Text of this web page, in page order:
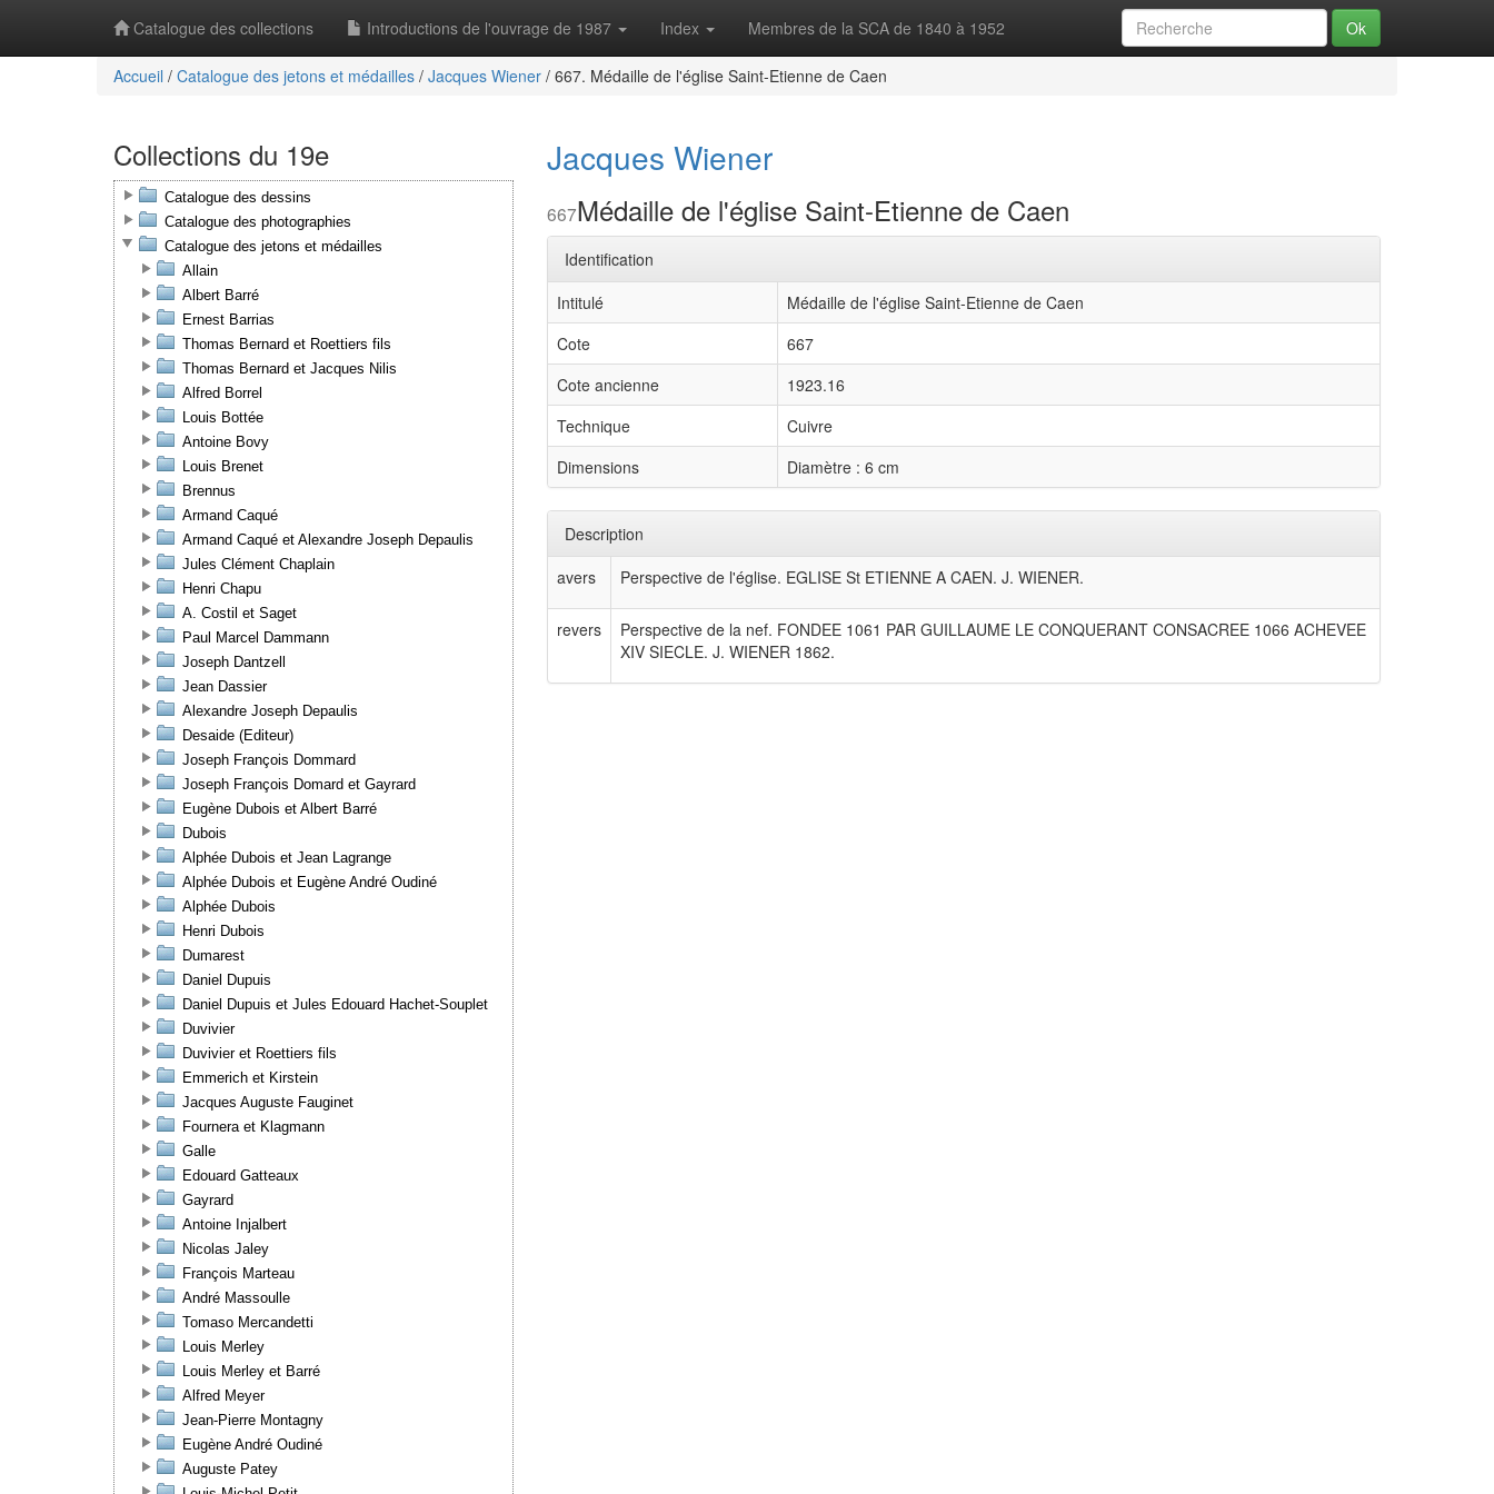
Catalogue des collections Introductions de l'ouvrage de 1987 Index Membres de la SCA de 1840 à 1952 Ok
Accueil / Catalogue des jetons et médailles / Jacques Wiener / 667. Médaille de l'église Saint-Etienne de Caen
Jacques Wiener
667Médaille de l'église Saint-Etienne de Caen
Identification
Intitulé
Médaille de l'église Saint-Etienne de Caen
Cote
667
Cote ancienne
1923.16
Technique
Cuivre
Dimensions
Diamètre : 6 cm
Description
avers
Perspective de l'église. EGLISE St ETIENNE A CAEN. J. WIENER.
revers
Perspective de la nef. FONDEE 1061 PAR GUILLAUME LE CONQUERANT CONSACREE 1066 ACHEVEE
XIV SIECLE. J. WIENER 1862.
Collections du 19e
Catalogue des dessins
Catalogue des photographies
Catalogue des jetons et médailles
Allain
Albert Barré
Ernest Barrias
Thomas Bernard et Roettiers fils
Thomas Bernard et Jacques Nilis
Alfred Borrel
Louis Bottée
Antoine Bovy
Louis Brenet
Brennus
Armand Caqué
Armand Caqué et Alexandre Joseph Depaulis
Jules Clément Chaplain
Henri Chapu
A. Costil et Saget
Paul Marcel Dammann
Joseph Dantzell
Jean Dassier
Alexandre Joseph Depaulis
Desaide (Editeur)
Joseph François Dommard
Joseph François Domard et Gayrard
Eugène Dubois et Albert Barré
Dubois
Alphée Dubois et Jean Lagrange
Alphée Dubois et Eugène André Oudiné
Alphée Dubois
Henri Dubois
Dumarest
Daniel Dupuis
Daniel Dupuis et Jules Edouard Hachet-Souplet
Duvivier
Duvivier et Roettiers fils
Emmerich et Kirstein
Jacques Auguste Fauginet
Fournera et Klagmann
Galle
Edouard Gatteaux
Gayrard
Antoine Injalbert
Nicolas Jaley
François Marteau
André Massoulle
Tomaso Mercandetti
Louis Merley
Louis Merley et Barré
Alfred Meyer
Jean-Pierre Montagny
Eugène André Oudiné
Auguste Patey